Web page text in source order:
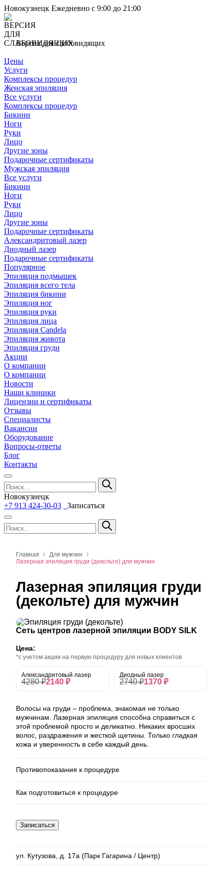
Новокузнецк Ежедневно с 9:00 до 21:00
Версия для слабовидящих
Цены
Услуги
Комплексы процедур
Женская эпиляция
Все услуги
Комплексы процедур
Бикини
Ноги
Руки
Лицо
Другие зоны
Подарочные сертификаты
Мужская эпиляция
Все услуги
Бикини
Ноги
Руки
Лицо
Другие зоны
Подарочные сертификаты
Александритовый лазер
Диодный лазер
Подарочные сертификаты
Популярное
Эпиляция подмышек
Эпиляция всего тела
Эпиляция бикини
Эпиляция ног
Эпиляция руки
Эпиляция лица
Эпиляция Candela
Эпиляция живота
Эпиляция груди
Акции
О компании
О компании
Новости
Наши клиники
Лицензии и сертификаты
Отзывы
Специалисты
Вакансии
Оборудование
Вопросы-ответы
Блог
Контакты
Новокузнецк
+7 913 424-30-03
Записаться
Главная
Для мужчин
Лазерная эпиляция груди (декольте) для мужчин
Лазерная эпиляция груди
(декольте) для мужчин
Сеть центров лазерной эпиляции BODY SILK
Цена:
*с учетом акции на первую процедуру для новых клиентов
Александритовый лазер
4280 ₽2140 ₽
Диодный лазер
2740 ₽1370 ₽
Волосы на груди – проблема, знакомая не только
мужчинам. Лазерная эпиляция способна справиться с
этой проблемой просто и деликатно. Никаких вросших
волос, раздражения и жесткой щетины. Только гладкая
кожа и уверенность в себе каждый день.
Противопоказания к процедуре
Эпилепсия;
Онкологические заболевания;
Тяжелые системные и аутоиммунные
Кисты яичников (если имеется запрет на
Как подготовиться к процедуре
Длина волос должна быть до 1 мм;
За 2-3 недели до процедуры следует отказаться
Записаться
ул. Кутузова, д. 17а (Парк Гагарина / Центр)